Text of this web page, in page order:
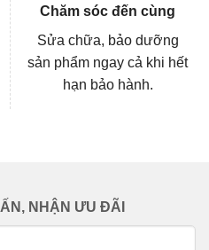
Chăm sóc đến cùng
Sửa chữa, bảo dưỡng
sản phẩm ngay cả khi hết
hạn bảo hành.
NHẬN ƯU ĐÃI